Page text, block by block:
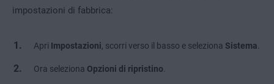
impostazioni di fabbrica:
Apri Impostazioni, scorri verso il basso e seleziona Sistema.
Ora seleziona Opzioni di ripristino.